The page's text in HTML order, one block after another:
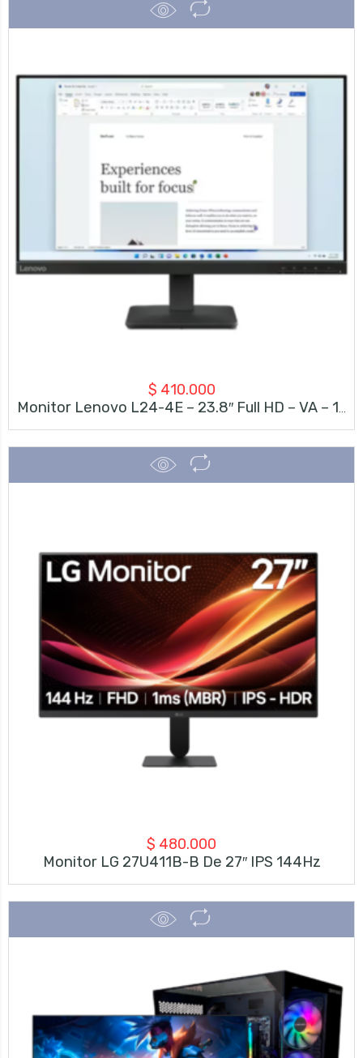
$ 410.000
$ 480.000
Monitor LG 27U411B-B De 27″ IPS 144Hz